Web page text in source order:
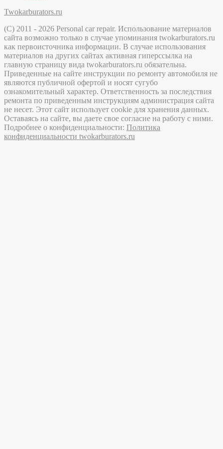
Twokarburators.ru
(C) 2011 - 2026 Personal car repair. Использование материалов
сайта возможно только в случае упоминания twokarburators.ru
как первоисточника информации. В случае использования
материалов на других сайтах активная гиперссылка на
главную страницу вида twokarburators.ru обязательна.
Приведенные на сайте инструкции по ремонту автомобиля не
являются публичной офертой и носят сугубо
ознакомительный характер. Ответственность за последствия
ремонта по приведенным инструкциям администрация сайта
не несет. Этот сайт использует cookie для хранения данных.
Оставаясь на сайте, вы даете свое согласие на работу с ними.
Подробнее о конфиденциальности: Политика
конфиденциальности twokarburators.ru